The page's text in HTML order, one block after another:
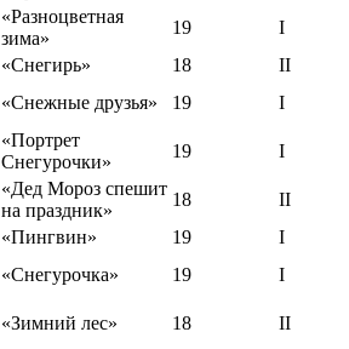
«Разноцветная
зима»
19
I
«Снегирь» 18
II
«Снежные друзья» 19 I
«Портрет
Снегурочки»
19 I
«Дед Мороз спешит
на праздник»
18
II
«Пингвин» 19
I
«Снегурочка» 19 I
«Зимний лес» 18 II